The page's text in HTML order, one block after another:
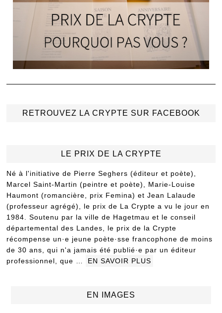
RETROUVEZ LA CRYPTE SUR FACEBOOK
LE PRIX DE LA CRYPTE
Né à l'initiative de Pierre Seghers (éditeur et poète),
Marcel Saint-Martin (peintre et poète), Marie-Louise
Haumont (romancière, prix Femina) et Jean Lalaude
(professeur agrégé), le prix de La Crypte a vu le jour en
1984. Soutenu par la ville de Hagetmau et le conseil
départemental des Landes, le prix de la Crypte
récompense un·e jeune poète·sse francophone de moins
de 30 ans, qui n'a jamais été publié·e par un éditeur
professionnel, que …
EN SAVOIR PLUS
EN IMAGES